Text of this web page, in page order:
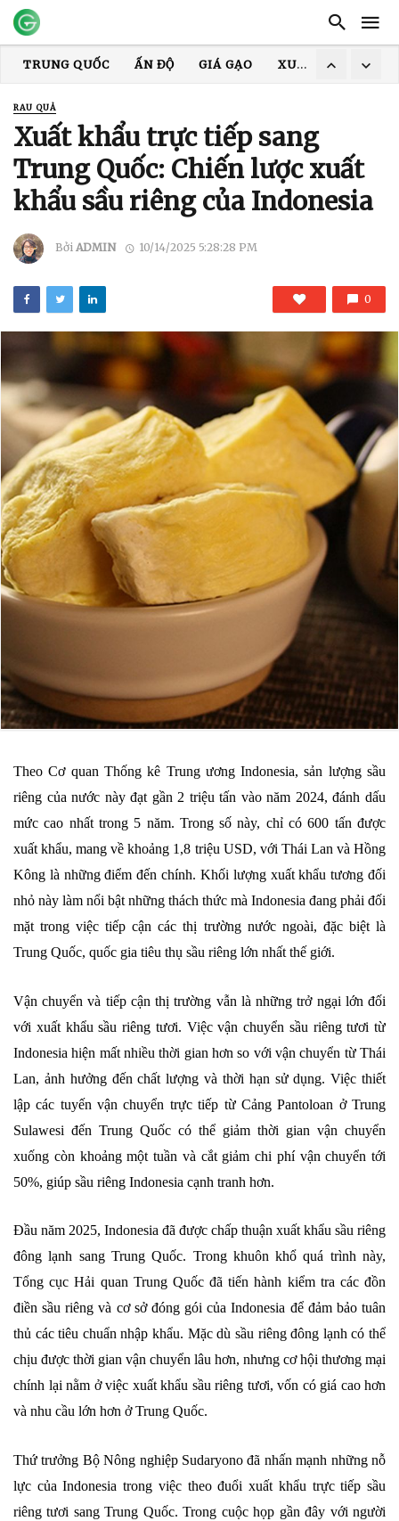
TRUNG QUỐC ẤN ĐỘ GIÁ GẠO XUẤT KHẨU GẠO
RAU QUẢ
Xuất khẩu trực tiếp sang
Trung Quốc: Chiến lược xuất
khẩu sầu riêng của Indonesia
Bởi ADMIN 10/14/2025 5:28:28 PM
0
Theo Cơ quan Thống kê Trung ương Indonesia, sản lượng sầu
riêng của nước này đạt gần 2 triệu tấn vào năm 2024, đánh dấu
mức cao nhất trong 5 năm. Trong số này, chỉ có 600 tấn được
xuất khẩu, mang về khoảng 1,8 triệu USD, với Thái Lan và Hồng
Kông là những điểm đến chính. Khối lượng xuất khẩu tương đối
nhỏ này làm nổi bật những thách thức mà Indonesia đang phải đối
mặt trong việc tiếp cận các thị trường nước ngoài, đặc biệt là
Trung Quốc, quốc gia tiêu thụ sầu riêng lớn nhất thế giới.
Vận chuyển và tiếp cận thị trường vẫn là những trở ngại lớn đối
với xuất khẩu sầu riêng tươi. Việc vận chuyển sầu riêng tươi từ
Indonesia hiện mất nhiều thời gian hơn so với vận chuyển từ Thái
Lan, ảnh hưởng đến chất lượng và thời hạn sử dụng. Việc thiết
lập các tuyến vận chuyển trực tiếp từ Cảng Pantoloan ở Trung
Sulawesi đến Trung Quốc có thể giảm thời gian vận chuyển
xuống còn khoảng một tuần và cắt giảm chi phí vận chuyển tới
50%, giúp sầu riêng Indonesia cạnh tranh hơn.
Đầu năm 2025, Indonesia đã được chấp thuận xuất khẩu sầu riêng
đông lạnh sang Trung Quốc. Trong khuôn khổ quá trình này,
Tổng cục Hải quan Trung Quốc đã tiến hành kiểm tra các đồn
điền sầu riêng và cơ sở đóng gói của Indonesia để đảm bảo tuân
thủ các tiêu chuẩn nhập khẩu. Mặc dù sầu riêng đông lạnh có thể
chịu được thời gian vận chuyển lâu hơn, nhưng cơ hội thương mại
chính lại nằm ở việc xuất khẩu sầu riêng tươi, vốn có giá cao hơn
và nhu cầu lớn hơn ở Trung Quốc.
Thứ trưởng Bộ Nông nghiệp Sudaryono đã nhấn mạnh những nỗ
lực của Indonesia trong việc theo đuổi xuất khẩu trực tiếp sầu
riêng tươi sang Trung Quốc. Trong cuộc họp gần đây với người